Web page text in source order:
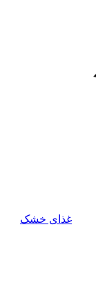
غذای خشک